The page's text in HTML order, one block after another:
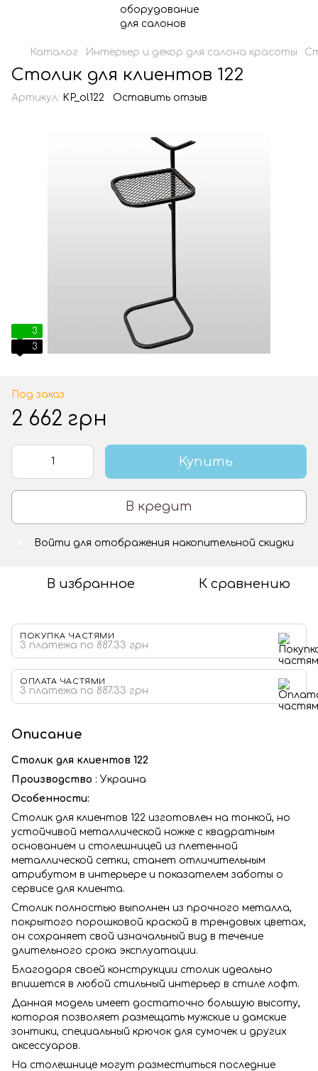
Каталог Интерьер и декор для салона красоты
Столик для клиентов 122
Артикул: KP_ol122 Оставить отзыв
3
3
Под заказ
2 662 грн
Купить
В кредит
Войти для отображения накопительной скидки
В избранное К сравнению
ПОКУПКА ЧАСТЯМИ
3 платежа по 887.33 грн
ОПЛАТА ЧАСТЯМИ
3 платежа по 887.33 грн
Описание
Столик для клиентов 122
Производство : Украина
Особенности:
Столик для клиентов 122 изготовлен на тонкой, но
устойчивой металлической ножке с квадратным
основанием и столешницей из плетенной
металлической сетки, станет отличительным
атрибутом в интерьере и показателем заботы о
сервисе для клиента.
Столик полностью выполнен из прочного металла,
покрытого порошковой краской в трендовых цветах,
он сохраняет свой изначальный вид в течение
длительного срока эксплуатации.
Благодаря своей конструкции столик идеально
впишется в любой стильный интерьер в стиле лофт.
Данная модель имеет достаточно большую высоту,
которая позволяет размещать мужские и дамские
зонтики, специальный крючок для сумочек и других
аксессуаров.
На столешнице могут разместиться последние